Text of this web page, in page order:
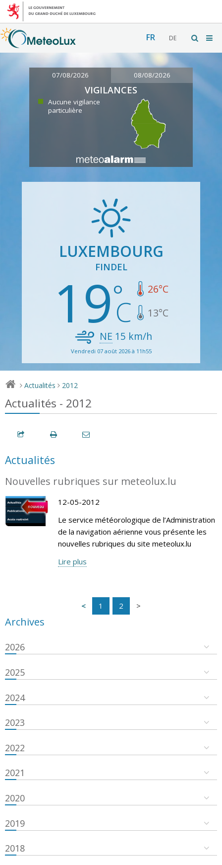
FR DE
07/08/2026 08/08/2026
VIGILANCES
Aucune vigilance
particulière
LUXEMBOURG
FINDEL
19 26°C
13°C
NE 15 km/h
Vendredi 07 août 2026 à 11h55
> Actualités > 2012
Actualités - 2012
Actualités
Nouvelles rubriques sur meteolux.lu
12-05-2012
Le service météorologique de l’Administration
de la navigation aérienne vous présente les
nouvelles rubriques du site meteolux.lu
Lire plus
1 2
Archives
2026
2025
2024
2023
2022
2021
2020
2019
2018